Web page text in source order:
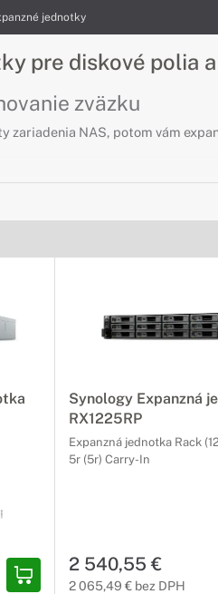
jednotky
pre diskové polia
zväzku
zariadenia NAS, potom vám
Synology Expanzná
RX1225RP
Expanzná jednotka Rack
5r (5r) Carry-In
2 540,55 €
2 065,49 € bez DPH